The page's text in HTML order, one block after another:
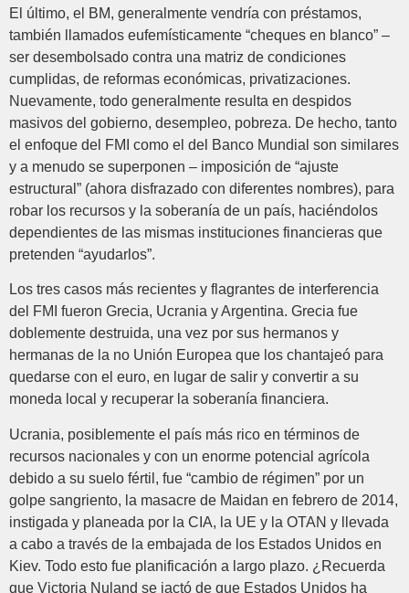
El último, el BM, generalmente vendría con préstamos,
también llamados eufemísticamente “cheques en blanco” –
ser desembolsado contra una matriz de condiciones
cumplidas, de reformas económicas, privatizaciones.
Nuevamente, todo generalmente resulta en despidos
masivos del gobierno, desempleo, pobreza. De hecho, tanto
el enfoque del FMI como el del Banco Mundial son similares
y a menudo se superponen – imposición de “ajuste
estructural” (ahora disfrazado con diferentes nombres), para
robar los recursos y la soberanía de un país, haciéndolos
dependientes de las mismas instituciones financieras que
pretenden “ayudarlos”.
Los tres casos más recientes y flagrantes de interferencia
del FMI fueron Grecia, Ucrania y Argentina. Grecia fue
doblemente destruida, una vez por sus hermanos y
hermanas de la no Unión Europea que los chantajeó para
quedarse con el euro, en lugar de salir y convertir a su
moneda local y recuperar la soberanía financiera.
Ucrania, posiblemente el país más rico en términos de
recursos nacionales y con un enorme potencial agrícola
debido a su suelo fértil, fue “cambio de régimen” por un
golpe sangriento, la masacre de Maidan en febrero de 2014,
instigada y planeada por la CIA, la UE y la OTAN y llevada
a cabo a través de la embajada de los Estados Unidos en
Kiev. Todo esto fue planificación a largo plazo. ¿Recuerda
que Victoria Nuland se jactó de que Estados Unidos ha